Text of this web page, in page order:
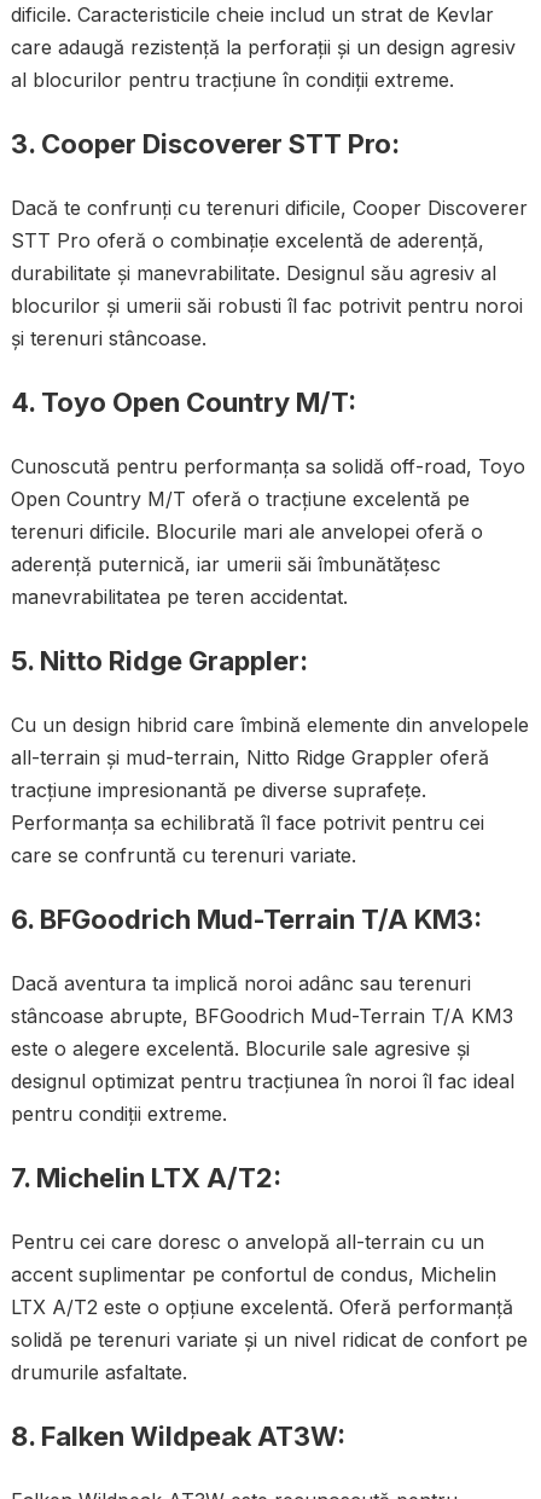
dificile. Caracteristicile cheie includ un strat de Kevlar
care adaugă rezistență la perforații și un design agresiv
al blocurilor pentru tracțiune în condiții extreme.
3. Cooper Discoverer STT Pro:
Dacă te confrunți cu terenuri dificile, Cooper Discoverer
STT Pro oferă o combinație excelentă de aderență,
durabilitate și manevrabilitate. Designul său agresiv al
blocurilor și umerii săi robusti îl fac potrivit pentru noroi
și terenuri stâncoase.
4. Toyo Open Country M/T:
Cunoscută pentru performanța sa solidă off-road, Toyo
Open Country M/T oferă o tracțiune excelentă pe
terenuri dificile. Blocurile mari ale anvelopei oferă o
aderență puternică, iar umerii săi îmbunătățesc
manevrabilitatea pe teren accidentat.
5. Nitto Ridge Grappler:
Cu un design hibrid care îmbină elemente din anvelopele
all-terrain și mud-terrain, Nitto Ridge Grappler oferă
tracțiune impresionantă pe diverse suprafețe.
Performanța sa echilibrată îl face potrivit pentru cei
care se confruntă cu terenuri variate.
6. BFGoodrich Mud-Terrain T/A KM3:
Dacă aventura ta implică noroi adânc sau terenuri
stâncoase abrupte, BFGoodrich Mud-Terrain T/A KM3
este o alegere excelentă. Blocurile sale agresive și
designul optimizat pentru tracțiunea în noroi îl fac ideal
pentru condiții extreme.
7. Michelin LTX A/T2:
Pentru cei care doresc o anvelopă all-terrain cu un
accent suplimentar pe confortul de condus, Michelin
LTX A/T2 este o opțiune excelentă. Oferă performanță
solidă pe terenuri variate și un nivel ridicat de confort pe
drumurile asfaltate.
8. Falken Wildpeak AT3W: